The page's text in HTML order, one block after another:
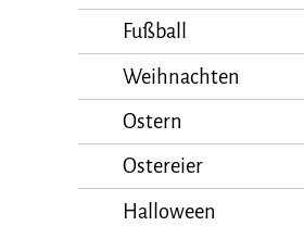
Fußball
Weihnachten
Ostern
Ostereier
Halloween